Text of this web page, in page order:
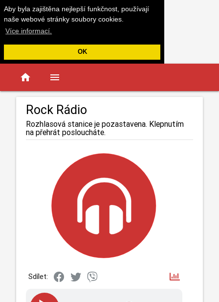
Aby byla zajištěna nejlepší funkčnost, používají
naše webové stránky soubory cookies.
Více informací.
OK
home menu
Rock Rádio
Rozhlasová stanice je pozastavena. Klepnutím
na přehrát posloucháte.
Sdílet: